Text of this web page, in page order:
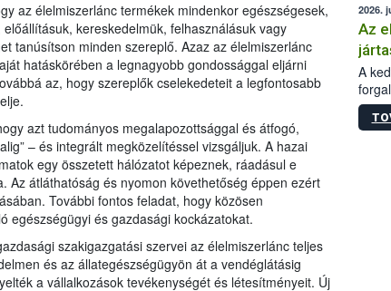
az élelmiszerlánc termékek mindenkor egészségesek,
kereskedelmük, felhasználásuk vagy
tanúsítson minden szereplő. Azaz az élelmiszerlánc
hatáskörében a legnagyobb gondossággal eljárni
az, hogy szereplők cselekedeteit a legfontosabb
azt tudományos megalapozottsággal és átfogó,
– és integrált megközelítéssel vizsgáljuk. A hazai
egy összetett hálózatot képeznek, ráadásul e
Az átláthatóság és nyomon követhetőség éppen ezért
További fontos feladat, hogy közösen
egészségügyi és gazdasági kockázatokat.
szakigazgatási szervei az élelmiszerlánc teljes
és az állategészségügyön át a vendéglátásig
a vállalkozások tevékenységét és létesítményeit. Új
2026.
Az
A